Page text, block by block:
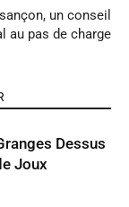
un conseil
au pas de charge
Dessus
Joux